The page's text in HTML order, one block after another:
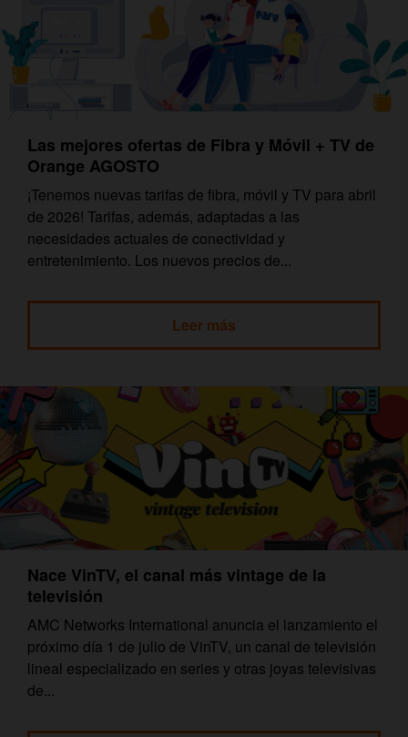
Las mejores ofertas de Fibra y Móvil + TV de
Orange AGOSTO
¡Tenemos nuevas tarifas de fibra, móvil y TV para abril
de 2026! Tarifas, además, adaptadas a las
necesidades actuales de conectividad y
entretenimiento. Los nuevos precios de...
Leer más
Nace VinTV, el canal más vintage de la
televisión
AMC Networks International anuncia el lanzamiento el
próximo día 1 de julio de VinTV, un canal de televisión
lineal especializado en series y otras joyas televisivas
de...